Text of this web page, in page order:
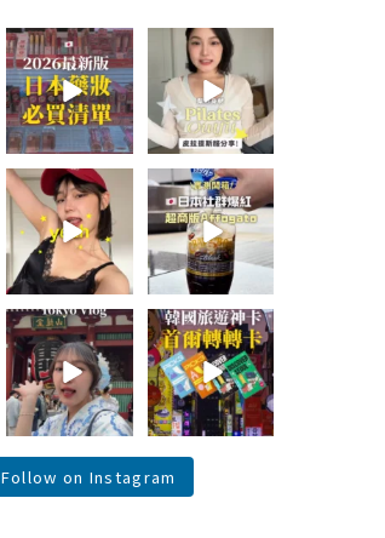
2026🇯🇵日本藥
妝店必買什麼
日本最近紅什
麼？...
123
20
💭留言「美背」
傳🔗給你！
🏷️#吉推韓國
🇰🇷
...
48 20
summer
outfit⋆.˚✮🎧
✮˚.⋆
夏日穿搭最需要
單品！...
755
43
\🇯🇵日本爆紅!超
商版Affogato 🍨
☕️/
🏷️#吉推日本🇯🇵
...
117
26
\💭留言「PGC」
傳預約🔗給你 /
Tokyo birthday
trip 🫧...
121
38
\💭留言「轉轉」
傳懶人包和購買
🔗給你
\🇰🇷韓國旅遊神
卡！首爾轉轉卡
✨ / ...
146
Follow on Instagram